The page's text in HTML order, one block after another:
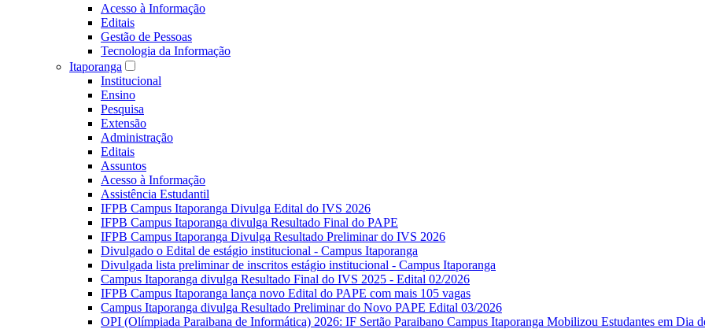
Acesso à Informação
Editais
Gestão de Pessoas
Tecnologia da Informação
Itaporanga
Institucional
Ensino
Pesquisa
Extensão
Administração
Editais
Assuntos
Acesso à Informação
Assistência Estudantil
IFPB Campus Itaporanga Divulga Edital do IVS 2026
IFPB Campus Itaporanga divulga Resultado Final do PAPE
IFPB Campus Itaporanga Divulga Resultado Preliminar do IVS 2026
Divulgado o Edital de estágio institucional - Campus Itaporanga
Divulgada lista preliminar de inscritos estágio institucional - Campus Itaporanga
Campus Itaporanga divulga Resultado Final do IVS 2025 - Edital 02/2026
IFPB Campus Itaporanga lança novo Edital do PAPE com mais 105 vagas
Campus Itaporanga divulga Resultado Preliminar do Novo PAPE Edital 03/2026
OPI (Olímpiada Paraibana de Informática) 2026: IF Sertão Paraibano Campus Itaporanga Mobilizou Estudantes em Dia